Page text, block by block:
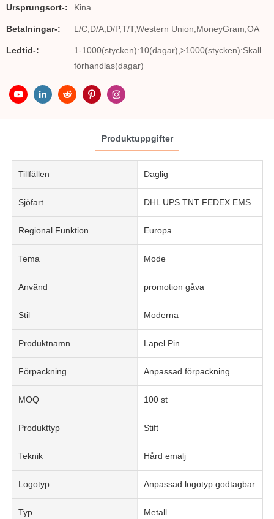
Ursprungsort-: Kina
Betalningar-: L/C,D/A,D/P,T/T,Western Union,MoneyGram,OA
Ledtid-:
1-1000(stycken):10(dagar),>1000(stycken):Skall
förhandlas(dagar)
Produktuppgifter
Tillfällen Daglig
Sjöfart DHL UPS TNT FEDEX EMS
Regional Funktion Europa
Tema Mode
Använd promotion gåva
Stil Moderna
Produktnamn Lapel Pin
Förpackning Anpassad förpackning
MOQ 100 st
Produkttyp Stift
Teknik Hård emalj
Logotyp Anpassad logotyp godtagbar
Typ Metall